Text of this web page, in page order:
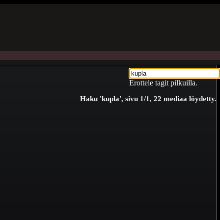
Erottele tagit pilkuilla.
Haku 'kupla', sivu 1/1, 22 mediaa löydetty.